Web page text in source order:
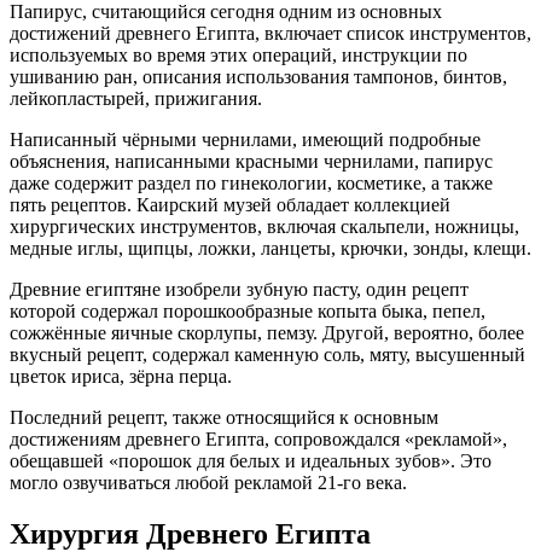
Папирус, считающийся сегодня одним из основных
достижений древнего Египта, включает список инструментов,
используемых во время этих операций, инструкции по
ушиванию ран, описания использования тампонов, бинтов,
лейкопластырей, прижигания.
Написанный чёрными чернилами, имеющий подробные
объяснения, написанными красными чернилами, папирус
даже содержит раздел по гинекологии, косметике, а также
пять рецептов. Каирский музей обладает коллекцией
хирургических инструментов, включая скальпели, ножницы,
медные иглы, щипцы, ложки, ланцеты, крючки, зонды, клещи.
Древние египтяне изобрели зубную пасту, один рецепт
которой содержал порошкообразные копыта быка, пепел,
сожжённые яичные скорлупы, пемзу. Другой, вероятно, более
вкусный рецепт, содержал каменную соль, мяту, высушенный
цветок ириса, зёрна перца.
Последний рецепт, также относящийся к основным
достижениям древнего Египта, сопровождался «рекламой»,
обещавшей «порошок для белых и идеальных зубов». Это
могло озвучиваться любой рекламой 21-го века.
Хирургия Древнего Египта